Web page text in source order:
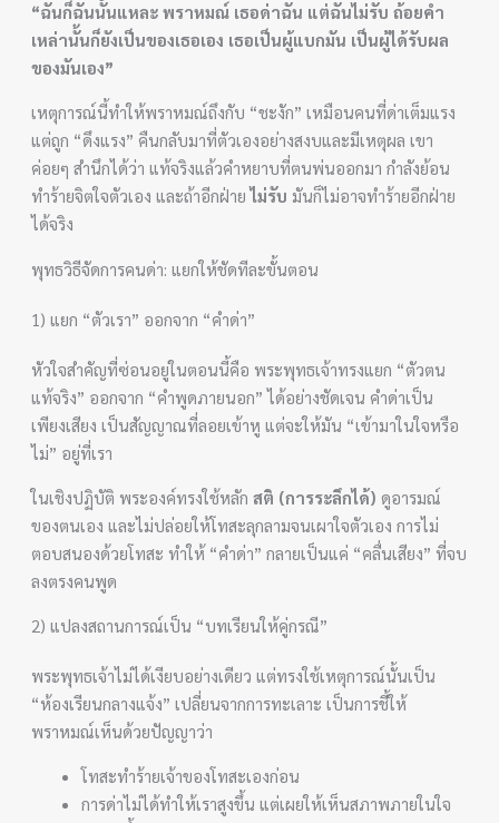
“ฉันก็ฉันนั้นแหละ พราหมณ์ เธอด่าฉัน แต่ฉันไม่รับ ถ้อยคำ
เหล่านั้นก็ยังเป็นของเธอเอง เธอเป็นผู้แบกมัน เป็นผู้ได้รับผล
ของมันเอง”
เหตุการณ์นี้ทำให้พราหมณ์ถึงกับ “ชะงัก” เหมือนคนที่ด่าเต็มแรง
แต่ถูก “ดึงแรง” คืนกลับมาที่ตัวเองอย่างสงบและมีเหตุผล เขา
ค่อยๆ สำนึกได้ว่า แท้จริงแล้วคำหยาบที่ตนพ่นออกมา กำลังย้อน
ทำร้ายจิตใจตัวเอง และถ้าอีกฝ่ายไม่รับ มันก็ไม่อาจทำร้ายอีกฝ่าย
ได้จริง
พุทธวิธีจัดการคนด่า: แยกให้ชัดทีละขั้นตอน
1) แยก “ตัวเรา” ออกจาก “คำด่า”
หัวใจสำคัญที่ซ่อนอยู่ในตอนนี้คือ พระพุทธเจ้าทรงแยก “ตัวตน
แท้จริง” ออกจาก “คำพูดภายนอก” ได้อย่างชัดเจน คำด่าเป็น
เพียงเสียง เป็นสัญญาณที่ลอยเข้าหู แต่จะให้มัน “เข้ามาในใจหรือ
ไม่” อยู่ที่เรา
ในเชิงปฏิบัติ พระองค์ทรงใช้หลักสติ (การระลึกได้) ดูอารมณ์
ของตนเอง และไม่ปล่อยให้โทสะลุกลามจนเผาใจตัวเอง การไม่
ตอบสนองด้วยโทสะ ทำให้ “คำด่า” กลายเป็นแค่ “คลื่นเสียง” ที่จบ
ลงตรงคนพูด
2) แปลงสถานการณ์เป็น “บทเรียนให้คู่กรณี”
พระพุทธเจ้าไม่ได้เงียบอย่างเดียว แต่ทรงใช้เหตุการณ์นั้นเป็น
“ห้องเรียนกลางแจ้ง” เปลี่ยนจากการทะเลาะ เป็นการชี้ให้
พราหมณ์เห็นด้วยปัญญาว่า
โทสะทำร้ายเจ้าของโทสะเองก่อน
การด่าไม่ได้ทำให้เราสูงขึ้น แต่เผยให้เห็นสภาพภายในใจ